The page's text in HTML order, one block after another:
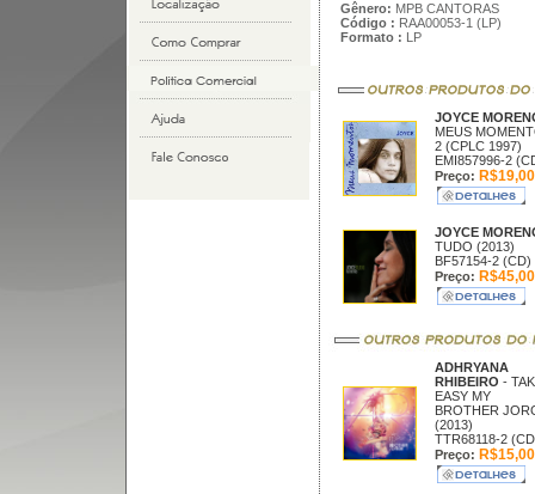
Gênero: MPB CANTORAS
Código : RAA00053-1 (LP)
Formato : LP
JOYCE
MEUS
2 (CPLC 1997)
EMI857996-2
Preço: R$19,00
JOYCE
TUDO (2013)
BF57154-2 (CD)
Preço: R$45,00
ADHRYANA
RHIBEIRO -
EASY MY
BROTHER
(2013)
TTR68118-2
Preço: R$15,00